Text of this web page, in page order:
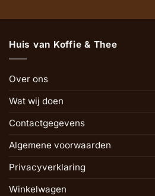
Huis van Koffie & Thee
Over ons
Wat wij doen
Contactgegevens
Algemene voorwaarden
Privacyverklaring
Winkelwagen